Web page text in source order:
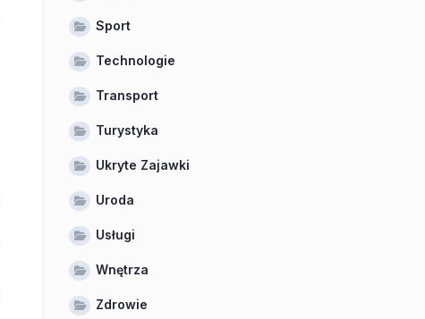
Sport
Technologie
Transport
Turystyka
Ukryte Zajawki
Uroda
Usługi
Wnętrza
Zdrowie